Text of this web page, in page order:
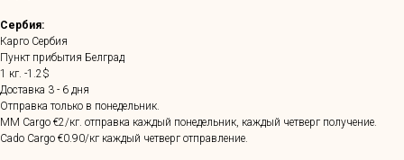
Сербия:
Карго Сербия
Пункт прибытия Белград
1 кг. -1.2$
Доставка 3 - 6 дня
Отправка только в понедельник.
MM Cargo €2/кг. отправка каждый понедельник, каждый четверг получение.
Cado Cargo €0.90/кг каждый четверг отправление.